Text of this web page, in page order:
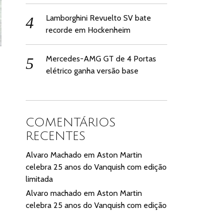
Lamborghini Revuelto SV bate
recorde em Hockenheim
Mercedes-AMG GT de 4 Portas
elétrico ganha versão base
COMENTÁRIOS
RECENTES
Alvaro Machado emAston Martin
celebra 25 anos do Vanquish com edição
limitada
Alvaro machado emAston Martin
celebra 25 anos do Vanquish com edição